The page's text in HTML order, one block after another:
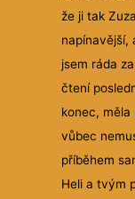
že ji tak
napínavější,
jsem ráda
čtení
konec,
vůbec
příběhem
Heli a tvým